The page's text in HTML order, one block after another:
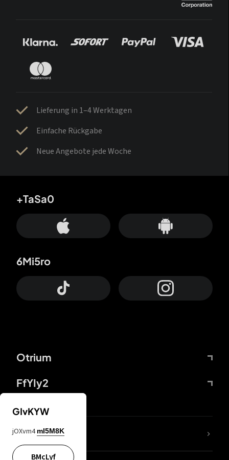
Lieferung in 1–4 Werktagen
Einfache Rückgabe
Neue Angebote jede Woche
Otrium
FfYIy2
+TaSa0
6Mi5ro
DDcvSo
GIvKYW
jOXvm4 mI5M8K
BMcLyf